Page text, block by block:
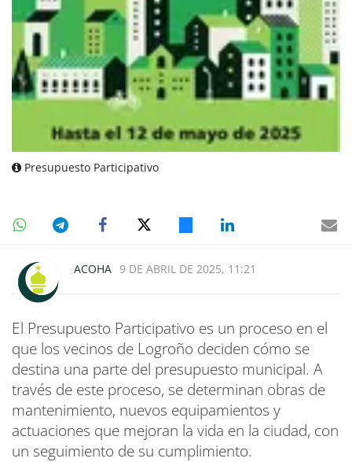
Presupuesto Participativo
ACOHA 9 DE ABRIL DE 2025, 11:21
El Presupuesto Participativo es un proceso en el
que los vecinos de Logroño deciden cómo se
destina una parte del presupuesto municipal. A
través de este proceso, se determinan obras de
mantenimiento, nuevos equipamientos y
actuaciones que mejoran la vida en la ciudad, con
un seguimiento de su cumplimiento.